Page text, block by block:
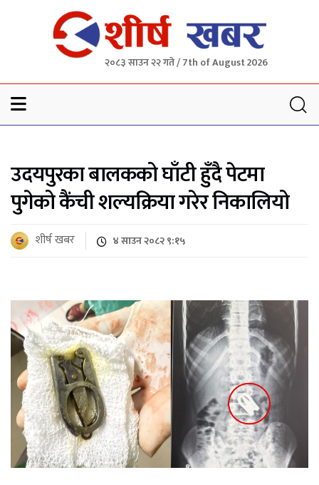
२०८३ साउन २२ गते / 7th of August 2026
उदयपुरका बालकको घाँटी हुँदै पेटमा
पुगेको कैंची शल्यक्रिया गरेर निकालियो
शीर्ष खबर ४ साउन २०८२ ९:१५